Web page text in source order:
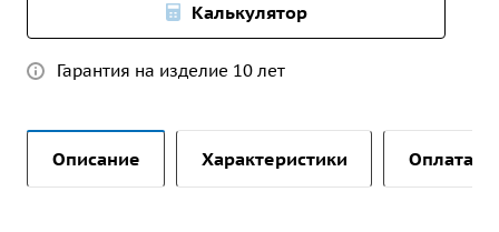
Калькулятор
Гарантия на изделие 10 лет
Описание Характеристики Оплата и